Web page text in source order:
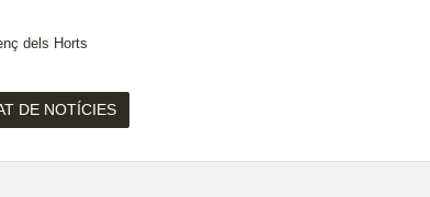
dels Horts
DE NOTÍCIES